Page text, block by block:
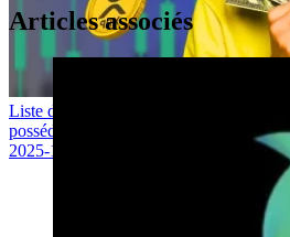
Liste des plus grandes fortunes XRP en
posséder pour figurer dans le top 1 % ?
2025-12-03
Articles associés